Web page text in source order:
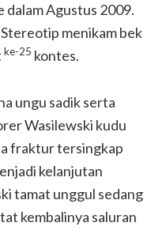
dalam Agustus 2009.
menikam bek
ke-25 kontes.
ungu sadik serta
Wasilewski kudu
fraktur tersingkap
kelanjutan
tamat unggul sedang
kembalinya saluran